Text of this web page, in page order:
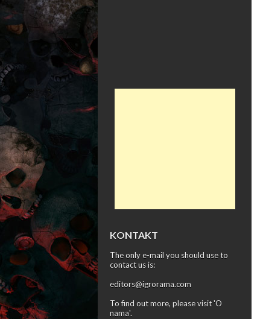
KONTAKT
The only e-mail you should use to
contact us is:
editors@igrorama.com
To find out more, please visit 'O
nama'.